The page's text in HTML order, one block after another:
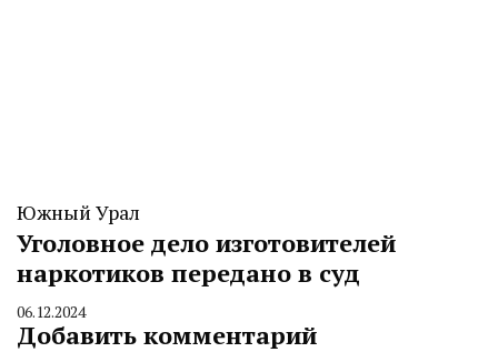
Южный Урал
Уголовное дело изготовителей
наркотиков передано в суд
By
CHELINDUSTRY
06.12.2024
Добавить комментарий